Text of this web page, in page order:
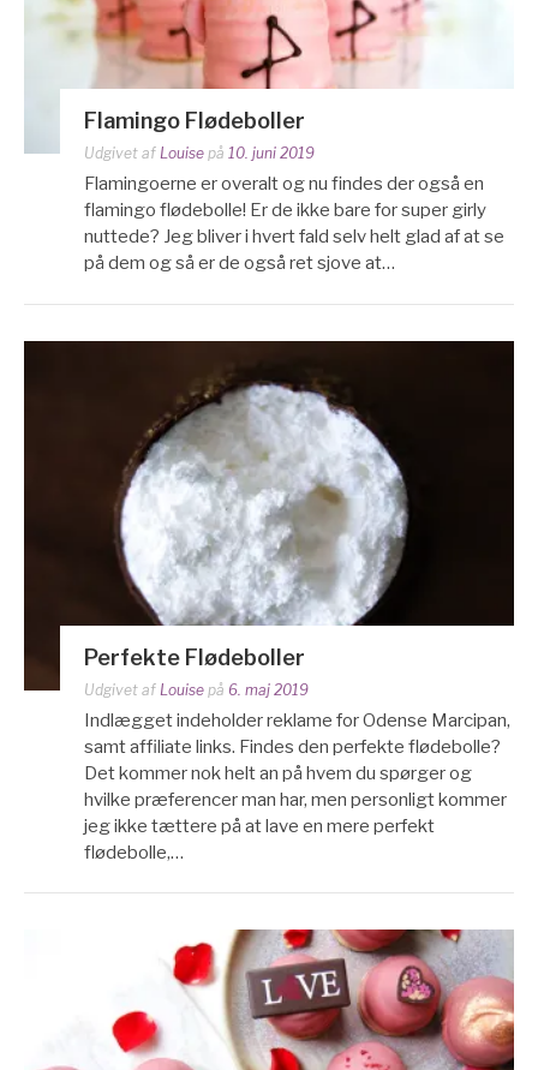
Flamingo Flødeboller
Udgivet af Louise på 10. juni 2019
Flamingoerne er overalt og nu findes der også en
flamingo flødebolle! Er de ikke bare for super girly
nuttede? Jeg bliver i hvert fald selv helt glad af at se
på dem og så er de også ret sjove at…
Perfekte Flødeboller
Udgivet af Louise på 6. maj 2019
Indlægget indeholder reklame for Odense Marcipan,
samt affiliate links. Findes den perfekte flødebolle?
Det kommer nok helt an på hvem du spørger og
hvilke præferencer man har, men personligt kommer
jeg ikke tættere på at lave en mere perfekt
flødebolle,…